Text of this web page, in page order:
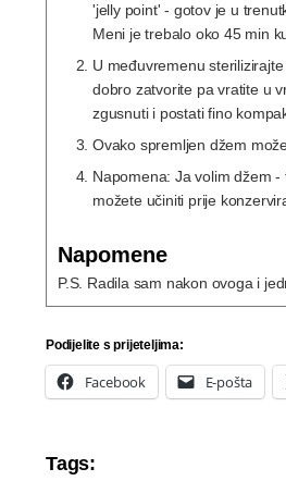
'jelly point' - gotov je u
Meni je trebalo oko 45 min
U međuvremenu
dobro zatvorite pa vratite u
zgusnuti i postati fino
Ovako spremljen džem
Napomena: Ja volim džem
možete učiniti prije
Napomene
P.S. Radila sam nakon ovoga i
Podijelite s prijeteljima:
Facebook E-pošta
Tags: